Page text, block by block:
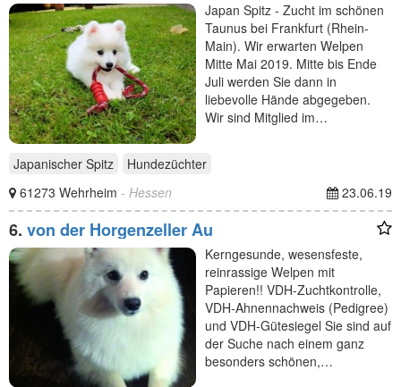
Japan Spitz - Zucht im schönen
Taunus bei Frankfurt (Rhein-
Main). Wir erwarten Welpen
Mitte Mai 2019. Mitte bis Ende
Juli werden Sie dann in
liebevolle Hände abgegeben.
Wir sind Mitglied im…
Japanischer Spitz
Hundezüchter
61273 Wehrheim - Hessen 23.06.19
6. von der Horgenzeller Au
Kerngesunde, wesensfeste,
reinrassige Welpen mit
Papieren!! VDH-Zuchtkontrolle,
VDH-Ahnennachweis (Pedigree)
und VDH-Gütesiegel Sie sind auf
der Suche nach einem ganz
besonders schönen,…